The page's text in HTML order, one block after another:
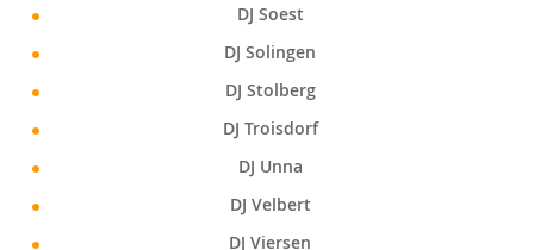
DJ Soest
DJ Solingen
DJ Stolberg
DJ Troisdorf
DJ Unna
DJ Velbert
DJ Viersen